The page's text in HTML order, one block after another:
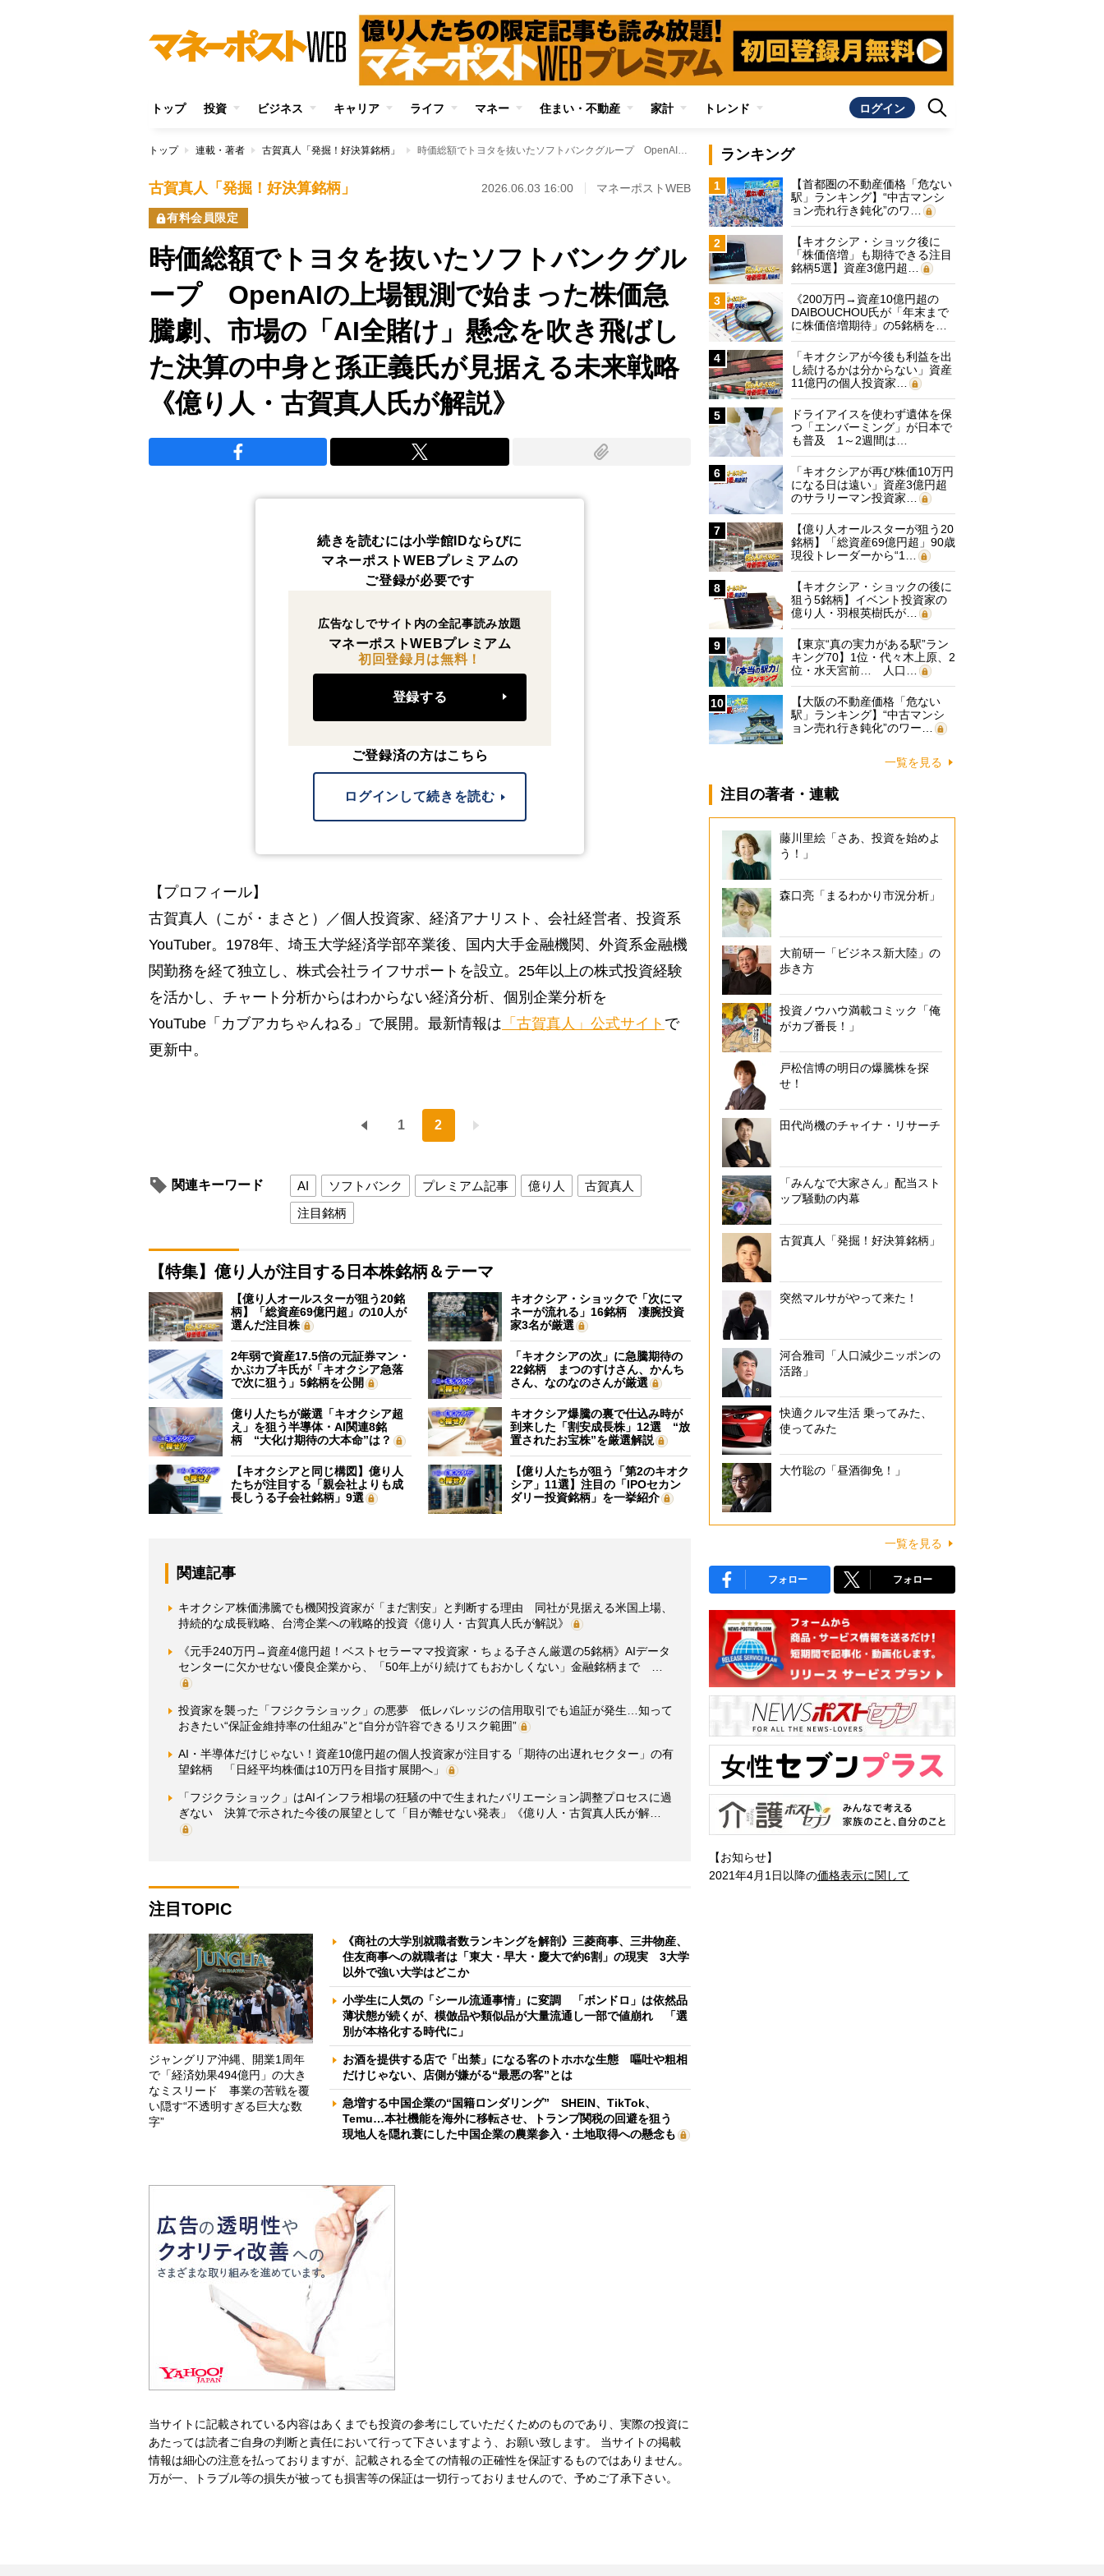
トップ 投資 ビジネス キャリア ライフ マネー 住まい・不動産 家計 トレンド ログイン
トップ 連載・著者 古賀真人「発掘！好決算銘柄」 時価総額でトヨタを抜いたソフトバンクグループ OpenAIの上場観測で始まった株価急騰劇、市場の「AI全賭け」懸念を吹き飛ばした決算の中身と孫正義氏が見据える未来戦略《億り人・古賀真人氏が解説》
古賀真人「発掘！好決算銘柄」 2026.06.03 16:00 マネーポストWEB
有料会員限定
時価総額でトヨタを抜いたソフトバンクグル
ープ OpenAIの上場観測で始まった株価急
騰劇、市場の「AI全賭け」懸念を吹き飛ばし
た決算の中身と孫正義氏が見据える未来戦略
《億り人・古賀真人氏が解説》
続きを読むには小学館IDならびに
マネーポストWEBプレミアムの
ご登録が必要です
広告なしでサイト内の全記事読み放題
マネーポストWEBプレミアム
初回登録月は無料！
登録する
ご登録済の方はこちら
ログインして続きを読む
【プロフィール】
古賀真人（こが・まさと）／個人投資家、経済アナリスト、会社経営者、投資系
YouTuber。1978年、埼玉大学経済学部卒業後、国内大手金融機関、外資系金融機
関勤務を経て独立し、株式会社ライフサポートを設立。25年以上の株式投資経験
を活かし、チャート分析からはわからない経済分析、個別企業分析を
YouTube「カブアカちゃんねる」で展開。最新情報は 「古賀真人」公式サイト で
更新中。
1 2
関連キーワード AI ソフトバンク プレミアム記事 億り人
古賀真人
注目銘柄
【特集】億り人が注目する日本株銘柄＆テーマ
【億り人オールスターが狙う20銘
柄】「総資産69億円超」の10人が
選んだ注目株
キオクシア・ショックで「次にマ
ネーが流れる」16銘柄 凄腕投資
家3名が厳選
2年弱で資産17.5倍の元証券マン・
かぶカブキ氏が「キオクシア急落
で次に狙う」5銘柄を公開
「キオクシアの次」に急騰期待の
22銘柄 まつのすけさん、かんち
さん、なのなのさんが厳選
億り人たちが厳選「キオクシア超
え」を狙う半導体・AI関連8銘
柄 “大化け期待の大本命”は？
キオクシア爆騰の裏で仕込み時が
到来した「割安成長株」12選 “放
置されたお宝株”を厳選解説
【キオクシアと同じ構図】億り人
たちが注目する「親会社よりも成
長しうる子会社銘柄」9選
【億り人たちが狙う「第2のキオク
シア」11選】注目の「IPOセカン
ダリー投資銘柄」を一挙紹介
関連記事
キオクシア株価沸騰でも機関投資家が「まだ割安」と判断する理由 同社が見据える米国上場、
持続的な成長戦略、台湾企業への戦略的投資《億り人・古賀真人氏が解説》
《元手240万円→資産4億円超！ベストセラーママ投資家・ちょる子さん厳選の5銘柄》AIデータ
センターに欠かせない優良企業から、「50年上がり続けてもおかしくない」金融銘柄まで …
投資家を襲った「フジクラショック」の悪夢 低レバレッジの信用取引でも追証が発生…知って
おきたい“保証金維持率の仕組み”と“自分が許容できるリスク範囲”
AI・半導体だけじゃない！資産10億円超の個人投資家が注目する「期待の出遅れセクター」の有
望銘柄 「日経平均株価は10万円を目指す展開へ」
「フジクラショック」はAIインフラ相場の狂騒の中で生まれたバリエーション調整プロセスに過
ぎない 決算で示された今後の展望として「目が離せない発表」《億り人・古賀真人氏が解…
注目TOPIC
ジャングリア沖縄、開業1周年
で「経済効果494億円」の大き
なミスリード 事業の苦戦を覆
い隠す“不透明すぎる巨大な数
字”
《商社の大学別就職者数ランキングを解剖》三菱商事、三井物産、
住友商事への就職者は「東大・早大・慶大で約6割」の現実 3大学
以外で強い大学はどこか
小学生に人気の「シール流通事情」に変調 「ボンドロ」は依然品
薄状態が続くが、模倣品や類似品が大量流通し一部で値崩れ 「選
別が本格化する時代に」
お酒を提供する店で「出禁」になる客のトホホな生態 嘔吐や粗相
だけじゃない、店側が嫌がる“最悪の客”とは
急増する中国企業の“国籍ロンダリング” SHEIN、TikTok、
Temu…本社機能を海外に移転させ、トランプ関税の回避を狙う
現地人を隠れ蓑にした中国企業の農業参入・土地取得への懸念も
当サイトに記載されている内容はあくまでも投資の参考にしていただくためのものであり、実際の投資に
あたっては読者ご自身の判断と責任において行って下さいますよう、お願い致します。 当サイトの掲載
情報は細心の注意を払っておりますが、記載される全ての情報の正確性を保証するものではありません。
万が一、トラブル等の損失が被っても損害等の保証は一切行っておりませんので、予めご了承下さい。
ランキング
1
【首都圏の不動産価格「危ない
駅」ランキング】“中古マンシ
ョン売れ行き鈍化”のワ…
2
【キオクシア・ショック後に
「株価倍増」も期待できる注目
銘柄5選】資産3億円超…
3
《200万円→資産10億円超の
DAIBOUCHOU氏が「年末まで
に株価倍増期待」の5銘柄を…
4
「キオクシアが今後も利益を出
し続けるかは分からない」資産
11億円の個人投資家…
5
ドライアイスを使わず遺体を保
つ「エンバーミング」が日本で
も普及 1～2週間は…
6
「キオクシアが再び株価10万円
になる日は遠い」資産3億円超
のサラリーマン投資家…
7
【億り人オールスターが狙う20
銘柄】「総資産69億円超」90歳
現役トレーダーから“1…
8
【キオクシア・ショックの後に
狙う5銘柄】イベント投資家の
億り人・羽根英樹氏が…
9
【東京“真の実力がある駅”ラン
キング70】1位・代々木上原、2
位・水天宮前… 人口…
10
【大阪の不動産価格「危ない
駅」ランキング】“中古マンシ
ョン売れ行き鈍化”のワー…
一覧を見る
注目の著者・連載
藤川里絵「さあ、投資を始めよ
う！」
森口亮「まるわかり市況分析」
大前研一「ビジネス新大陸」の
歩き方
投資ノウハウ満載コミック「俺
がカブ番長！」
戸松信博の明日の爆騰株を探
せ！
田代尚機のチャイナ・リサーチ
「みんなで大家さん」配当スト
ップ騒動の内幕
古賀真人「発掘！好決算銘柄」
突然マルサがやって来た！
河合雅司「人口減少ニッポンの
活路」
快適クルマ生活 乗ってみた、
使ってみた
大竹聡の「昼酒御免！」
一覧を見る
フォロー フォロー
【お知らせ】
2021年4月1日以降の価格表示に関して